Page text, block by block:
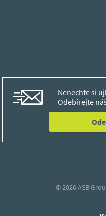
Nenechte si
Odebírejte
© 2026ASB